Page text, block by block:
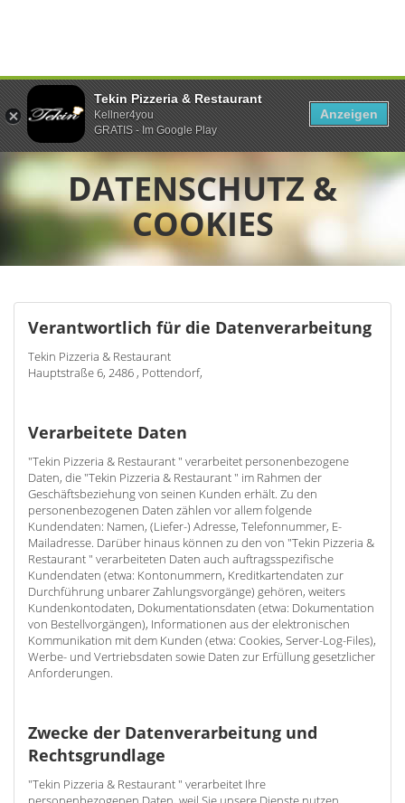
DATENSCHUTZ &
COOKIES
Verantwortlich für die Datenverarbeitung
Tekin Pizzeria & Restaurant
Hauptstraße 6, 2486 , Pottendorf,
Verarbeitete Daten
"Tekin Pizzeria & Restaurant " verarbeitet personenbezogene
Daten, die "Tekin Pizzeria & Restaurant " im Rahmen der
Geschäftsbeziehung von seinen Kunden erhält. Zu den
personenbezogenen Daten zählen vor allem folgende
Kundendaten: Namen, (Liefer-) Adresse, Telefonnummer, E-
Mailadresse. Darüber hinaus können zu den von "Tekin Pizzeria &
Restaurant " verarbeiteten Daten auch auftragsspezifische
Kundendaten (etwa: Kontonummern, Kreditkartendaten zur
Durchführung unbarer Zahlungsvorgänge) gehören, weiters
Kundenkontodaten, Dokumentationsdaten (etwa: Dokumentation
von Bestellvorgängen), Informationen aus der elektronischen
Kommunikation mit dem Kunden (etwa: Cookies, Server-Log-Files),
Werbe- und Vertriebsdaten sowie Daten zur Erfüllung gesetzlicher
Anforderungen.
Zwecke der Datenverarbeitung und
Rechtsgrundlage
"Tekin Pizzeria & Restaurant " verarbeitet Ihre
Tekin Pizzeria & Restaurant
Kellner4you
GRATIS - Im Google Play
Anzeigen